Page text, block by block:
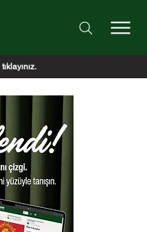
tıklayınız.